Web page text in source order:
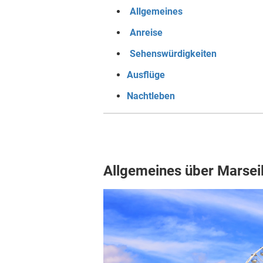
Allgemeines
Anreise
Sehenswürdigkeiten
Ausflüge
Nachtleben
Allgemeines über